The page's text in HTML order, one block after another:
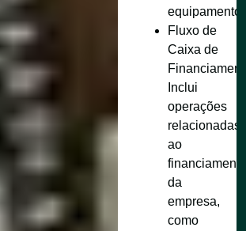
equipamentos.
Fluxo de
Caixa de
Financiamento
Inclui
operações
relacionadas
ao
financiamento
da
empresa,
como